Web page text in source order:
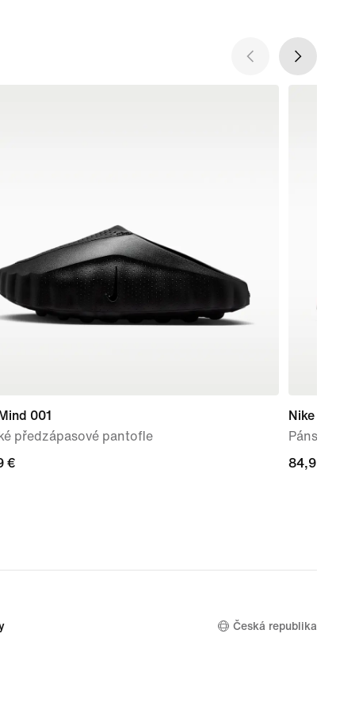
001
předzápasové pantofle
€
€
Nike Court
Pánské
84,99 €
84,99 €
Česká republika